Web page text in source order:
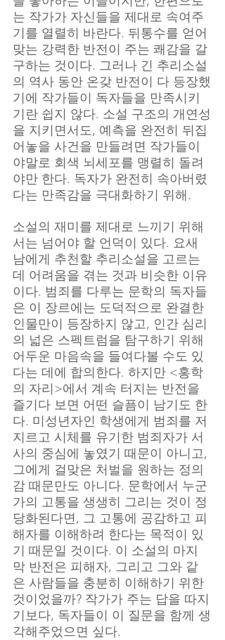
는 작가가 자신들을 제대로 속여주
기를 열렬히 바란다. 뒤통수를 얻어
맞는 강력한 반전이 주는 쾌감을 갈
구하는 것이다. 그러나 긴 추리소설
의 역사 동안 온갖 반전이 다 등장했
기에 작가들이 독자들을 만족시키
기란 쉽지 않다. 소설 구조의 개연성
을 지키면서도, 예측을 완전히 뒤집
어놓을 사건을 만들려면 작가들이
야말로 회색 뇌세포를 맹렬히 돌려
야만 한다. 독자가 완전히 속아버렸
다는 만족감을 극대화하기 위해.
소설의 재미를 제대로 느끼기 위해
서는 넘어야 할 언덕이 있다. 요새
남에게 추천할 추리소설을 고르는
데 어려움을 겪는 것과 비슷한 이유
이다. 범죄를 다루는 문학의 독자들
은 이 장르에는 도덕적으로 완결한
인물만이 등장하지 않고, 인간 심리
의 넓은 스펙트럼을 탐구하기 위해
어두운 마음속을 들여다볼 수도 있
다는 데에 합의한다. 하지만 <홍학
의 자리>에서 계속 터지는 반전을
즐기다 보면 어떤 슬픔이 남기도 한
다. 미성년자인 학생에게 범죄를 저
지르고 시체를 유기한 범죄자가 서
사의 중심에 놓였기 때문이 아니고,
그에게 걸맞은 처벌을 원하는 정의
감 때문만도 아니다. 문학에서 누군
가의 고통을 생생히 그리는 것이 정
당화된다면, 그 고통에 공감하고 피
해자를 이해하려 한다는 목적이 있
기 때문일 것이다. 이 소설의 마지
막 반전은 피해자, 그리고 그와 같
은 사람들을 충분히 이해하기 위한
것이었을까? 작가가 주는 답을 따지
기보다, 독자들이 이 질문을 함께 생
각해주었으면 싶다.